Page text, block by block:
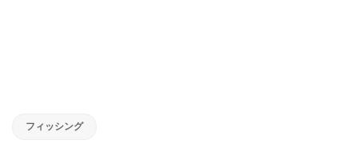
フィッシング